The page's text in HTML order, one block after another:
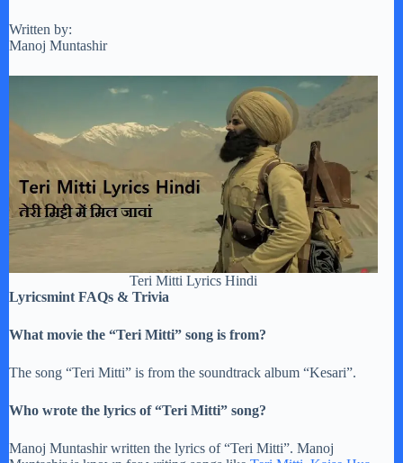
Written by:
Manoj Muntashir
Teri Mitti Lyrics Hindi
Lyricsmint FAQs & Trivia
What movie the “Teri Mitti” song is from?
The song “Teri Mitti” is from the soundtrack album “Kesari”.
Who wrote the lyrics of “Teri Mitti” song?
Manoj Muntashir written the lyrics of “Teri Mitti”. Manoj